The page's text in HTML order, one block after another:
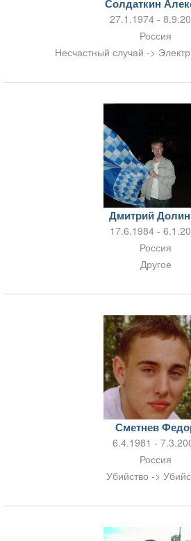
Солдаткин
27.1.1974 -
Россия
Несчастный случай ->
Дмитрий
17.6.1984 -
Россия
Другое
Сметнев
6.4.1981 -
Россия
Убийство ->